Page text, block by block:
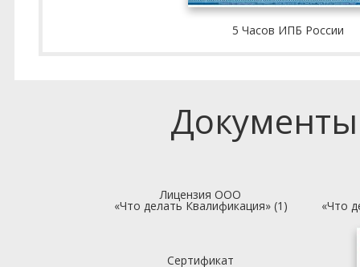
5 Часов ИПБ России
Лицензия ООО
«Что делать Квалификация» (1) «Что
Сертификат